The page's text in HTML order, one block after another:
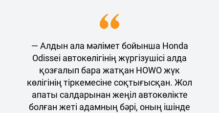
— Алдын ала мәлімет бойынша Honda
Odissei автокөлігінің жүргізушісі алда
қозғалып бара жатқан HOWO жүк
көлігінің тіркемесіне соқтығысқан. Жол
апаты салдарынан жеңіл автокөлікте
болған жеті адамның бәрі, оның ішінде